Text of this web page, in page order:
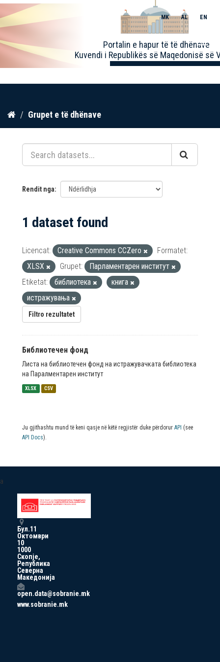
Kalo
përmbajtja
Portalin e hapur të të dhënave
Kuvendi i Republikës së Maqedonisë së
MK AL EN
Toggle
Grupet e të dhënave
Rendit nga
1 dataset found
Licencat: Creative Commons CCZero
Formatet:
XLSX
Grupet:
Парламентарен институт
Etiketat:
библиотека
книга
истражувања
Filtro rezultatet
Библиотечен фонд
Листа на библиотечен фонд на истражувачката библиотека
на Паралментарен институт
XLSX CSV
Ju gjithashtu mund të keni qasje në këtë regjistër duke përdorur API (see
API Docs).
a
Бул.11
Октомври
10
1000
Скопје,
Република
Северна
Македонија
open.data@sobranie.mk
www.sobranie.mk